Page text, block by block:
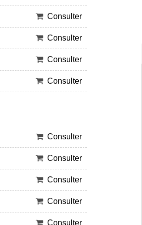
Consulter
Consulter
Consulter
Consulter
Consulter
Consulter
Consulter
Consulter
Consulter